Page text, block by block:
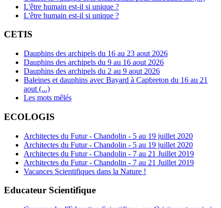
L'être humain est-il si unique ?
L'être humain est-il si unique ?
CETIS
Dauphins des archipels du 16 au 23 aout 2026
Dauphins des archipels du 9 au 16 aout 2026
Dauphins des archipels du 2 au 9 aout 2026
Baleines et dauphins avec Bayard à Capbreton du 16 au 21
aout (...)
Les mots mêlés
ECOLOGIS
Architectes du Futur - Chandolin - 5 au 19 juillet 2020
Architectes du Futur - Chandolin - 5 au 19 juillet 2020
Architectes du Futur - Chandolin - 7 au 21 Juillet 2019
Architectes du Futur - Chandolin - 7 au 21 Juillet 2019
Vacances Scientifiques dans la Nature !
Educateur Scientifique